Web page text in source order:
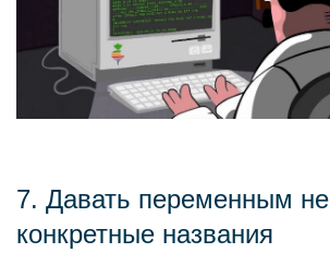
7. Давать переменным не
конкретные названия